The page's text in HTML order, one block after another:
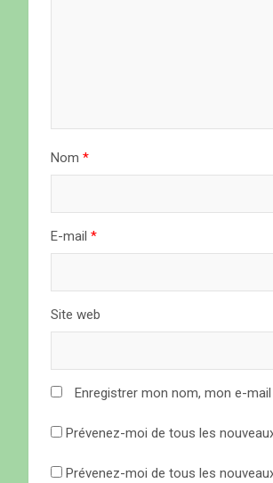
Nom *
E-mail *
Site web
Enregistrer mon nom, mon e-
Prévenez-moi de tous les
Prévenez-moi de tous les